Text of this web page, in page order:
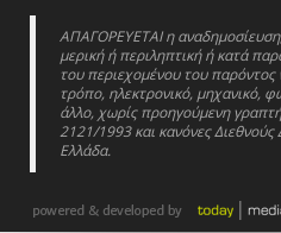
ΑΠΑΓΟΡΕΥΕΤΑΙ η
μερική ή περιληπτική ή κατά
του περιεχομένου του
τρόπο, ηλεκτρονικό, μηχανικό,
άλλο, χωρίς προηγούμενη
2121/1993 και κανόνες Διεθνούς
Ελλάδα.